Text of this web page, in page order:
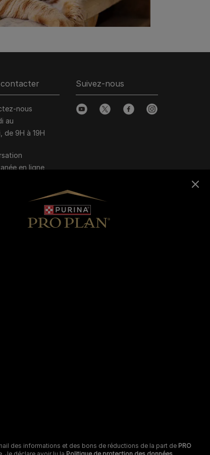
des informations et des bons de réductions de la part de PRO
nous
au
de 9H à 19H
en ligne
Suivez-nous
youtubetwitter facebookinstagram